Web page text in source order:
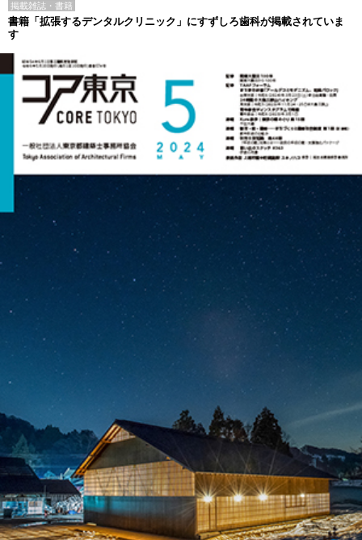
掲載雑誌・書籍
書籍「拡張するデンタルクリニック」にすずしろ歯科が掲載されていま
す